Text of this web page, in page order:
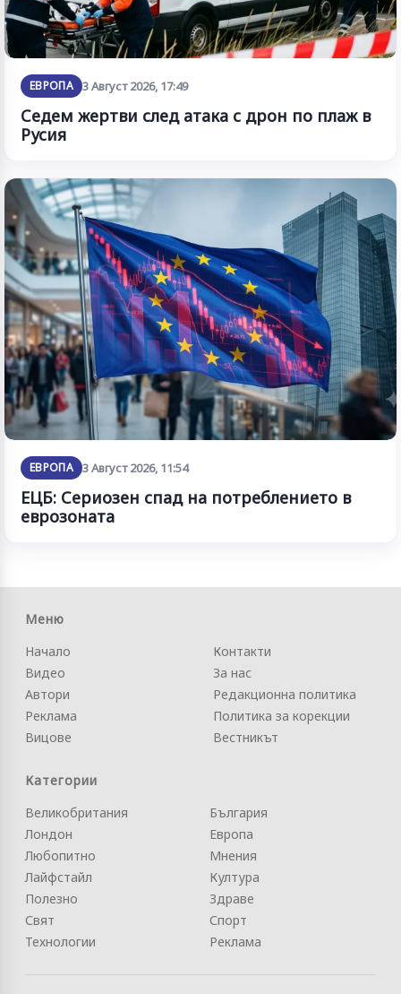
ЕВРОПА 3 Август 2026, 17:49
Седем жертви след атака с дрон по плаж в
Русия
ЕВРОПА 3 Август 2026, 11:54
ЕЦБ: Сериозен спад на потреблението в
еврозоната
Меню
Начало
Видео
Автори
Реклама
Вицове
Контакти
За нас
Редакционна политика
Политика за корекции
Вестникът
Категории
Великобритания
Лондон
Любопитно
Лайфстайл
Полезно
Свят
Технологии
България
Европа
Мнения
Култура
Здраве
Спорт
Реклама